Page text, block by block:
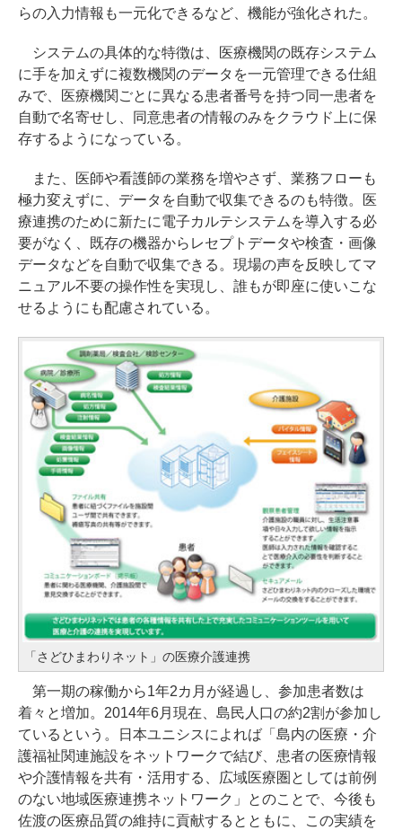
らの入力情報も一元化できるなど、機能が強化された。
システムの具体的な特徴は、医療機関の既存システム
に手を加えずに複数機関のデータを一元管理できる仕組
みで、医療機関ごとに異なる患者番号を持つ同一患者を
自動で名寄せし、同意患者の情報のみをクラウド上に保
存するようになっている。
また、医師や看護師の業務を増やさず、業務フローも
極力変えずに、データを自動で収集できるのも特徴。医
療連携のために新たに電子カルテシステムを導入する必
要がなく、既存の機器からレセプトデータや検査・画像
データなどを自動で収集できる。現場の声を反映してマ
ニュアル不要の操作性を実現し、誰もが即座に使いこな
せるようにも配慮されている。
「さどひまわりネット」の医療介護連携
第一期の稼働から1年2カ月が経過し、参加患者数は
着々と増加。2014年6月現在、島民人口の約2割が参加し
ているという。日本ユニシスによれば「島内の医療・介
護福祉関連施設をネットワークで結び、患者の医療情報
や介護情報を共有・活用する、広域医療圏としては前例
のない地域医療連携ネットワーク」とのことで、今後も
佐渡の医療品質の維持に貢献するとともに、この実績を